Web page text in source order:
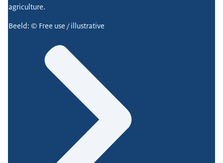
agriculture.
Beeld: © Free use / illustrative